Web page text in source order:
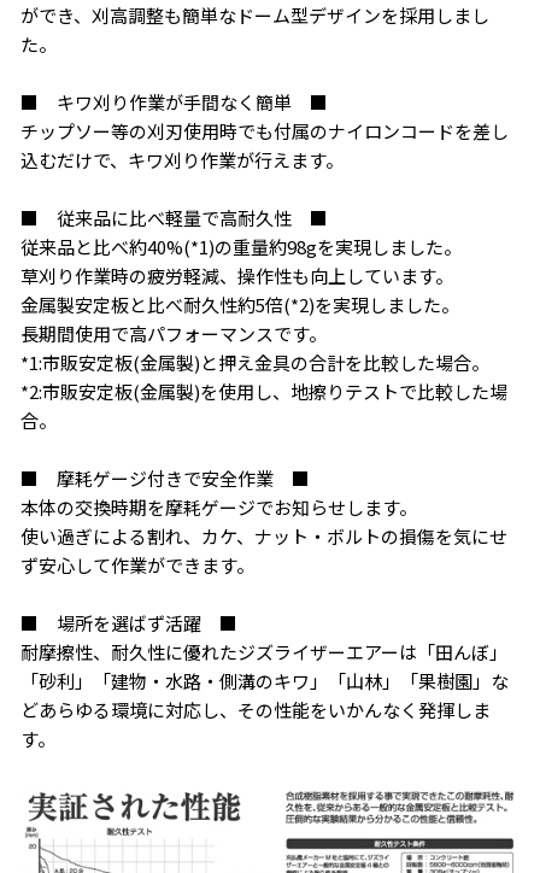
お買い物を続ける カートへ進む
ができ、刈高調整も簡単なドーム型デザインを採用しまし
た。
■ キワ刈り作業が手間なく簡単 ■
チップソー等の刈刃使用時でも付属のナイロンコードを差し
込むだけで、キワ刈り作業が行えます。
■ 従来品に比べ軽量で高耐久性 ■
従来品と比べ約40%(*1)の重量約98gを実現しました。
草刈り作業時の疲労軽減、操作性も向上しています。
金属製安定板と比べ耐久性約5倍(*2)を実現しました。
長期間使用で高パフォーマンスです。
*1:市販安定板(金属製)と押え金具の合計を比較した場合。
*2:市販安定板(金属製)を使用し、地擦りテストで比較した場
合。
■ 摩耗ゲージ付きで安全作業 ■
本体の交換時期を摩耗ゲージでお知らせします。
使い過ぎによる割れ、カケ、ナット・ボルトの損傷を気にせ
ず安心して作業ができます。
■ 場所を選ばず活躍 ■
耐摩擦性、耐久性に優れたジズライザーエアーは「田んぼ」
「砂利」「建物・水路・側溝のキワ」「山林」「果樹園」な
どあらゆる環境に対応し、その性能をいかんなく発揮しま
す。